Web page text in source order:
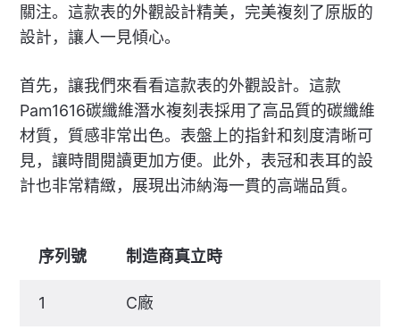
關注。這款表的外觀設計精美，完美複刻了原版的
設計，讓人一見傾心。
首先，讓我們來看看這款表的外觀設計。這款
Pam1616碳纖維潛水複刻表採用了高品質的碳纖維
材質，質感非常出色。表盤上的指針和刻度清晰可
見，讓時間閱讀更加方便。此外，表冠和表耳的設
計也非常精緻，展現出沛納海一貫的高端品質。
序列號 制造商真立時
1 C廠